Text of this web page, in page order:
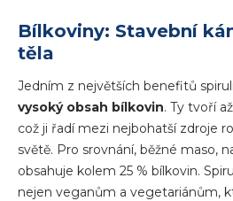
Bílkoviny: Stavební
těla
Jedním z největších benefitů
vysoký obsah bílkovin. Ty tvoří
což ji řadí mezi nejbohatší zdroje
světě. Pro srovnání, běžné maso,
obsahuje kolem 25 % bílkovin.
nejen veganům a vegetariánům,